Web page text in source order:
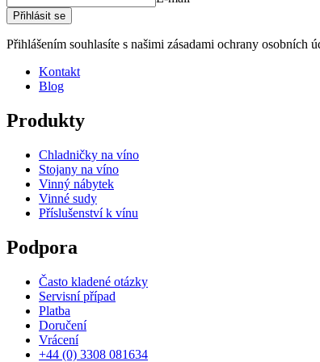
Přihlásit se
Přihlášením souhlasíte s našimi zásadami ochrany osobních
Kontakt
Blog
Produkty
Chladničky na víno
Stojany na víno
Vinný nábytek
Vinné sudy
Příslušenství k vínu
Podpora
Často kladené otázky
Servisní případ
Platba
Doručení
Vrácení
+44 (0) 3308 081634